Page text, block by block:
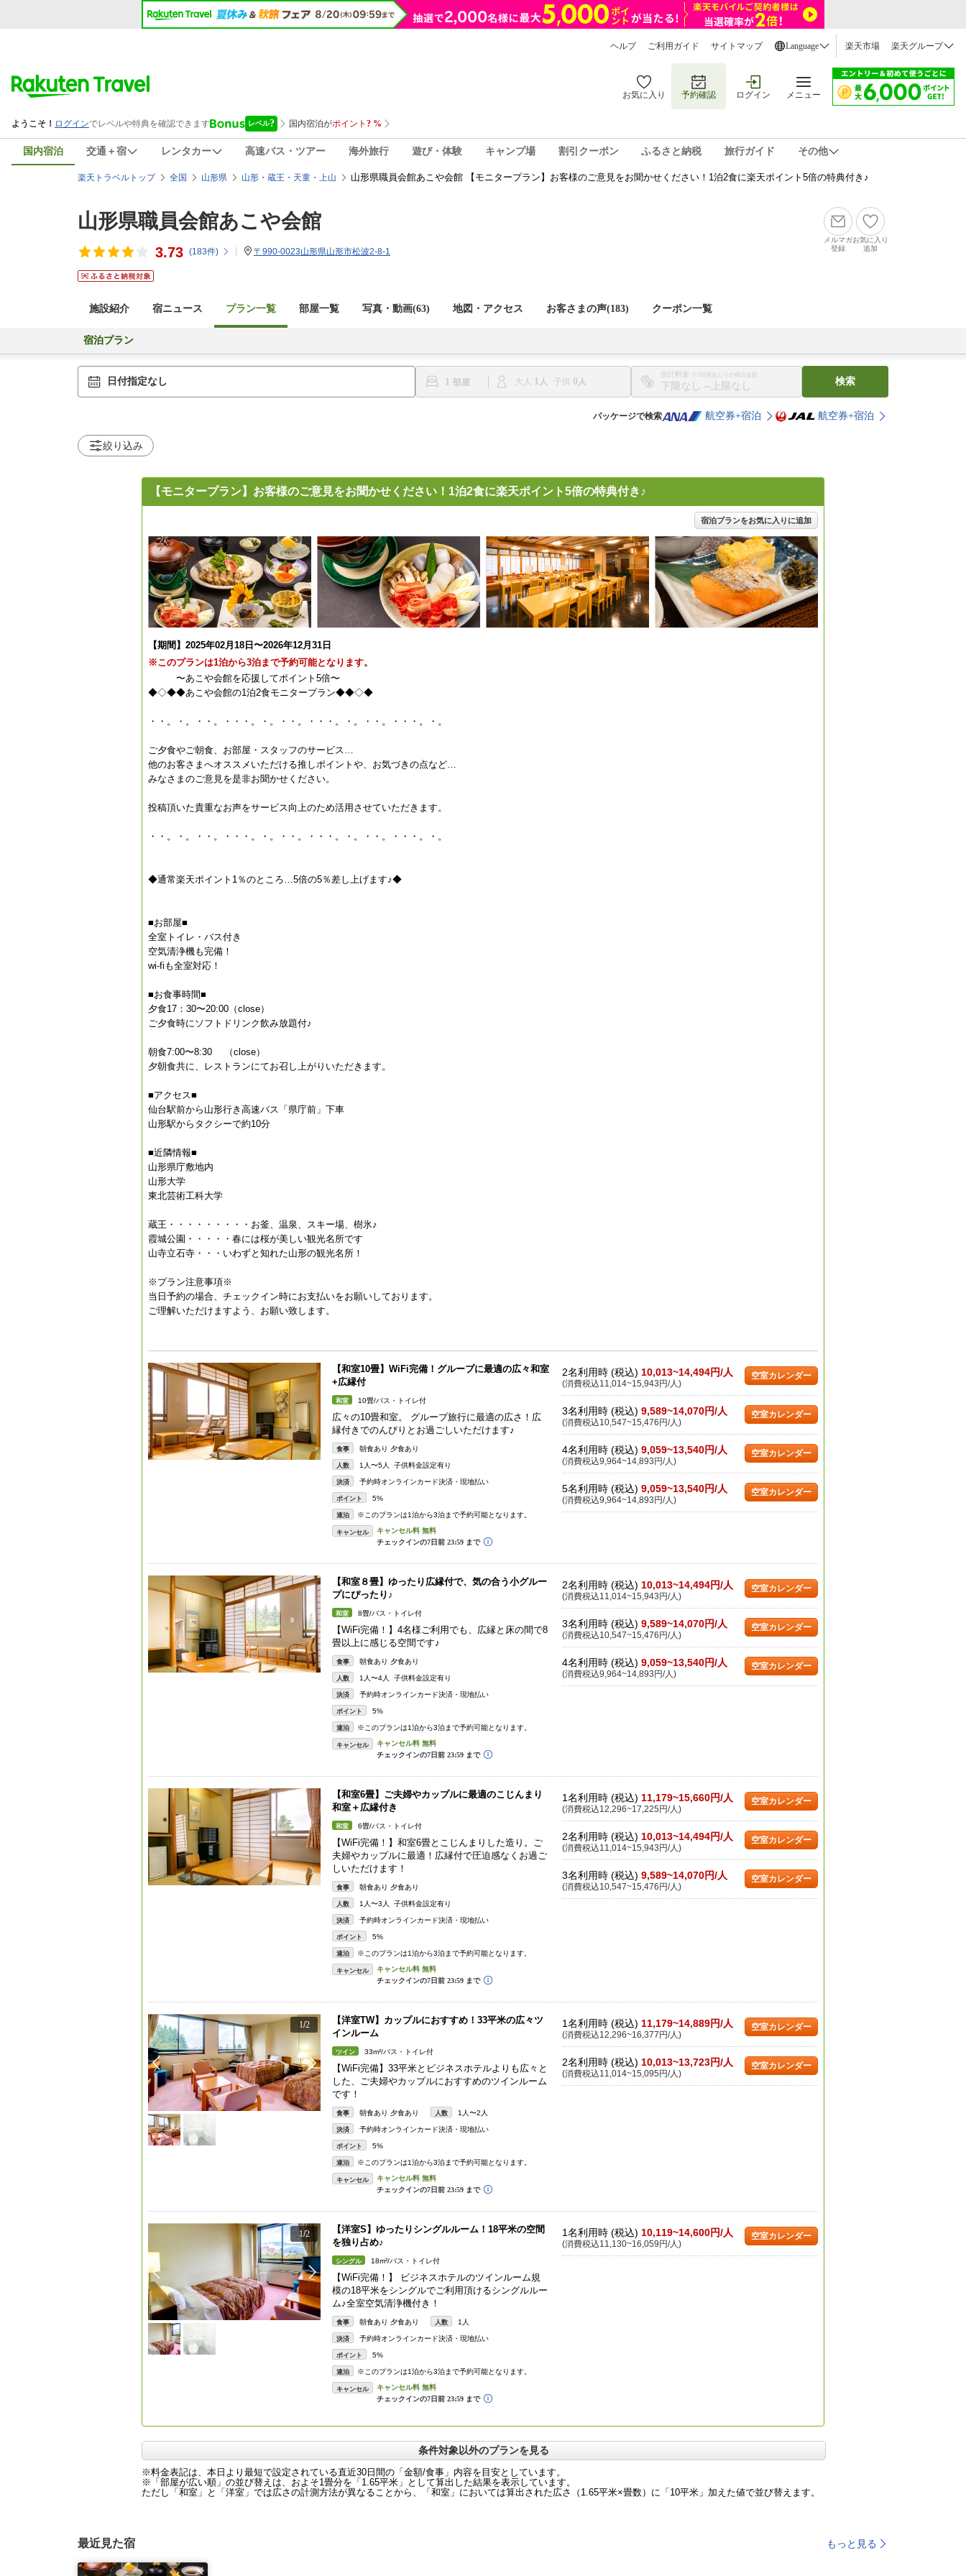
ヘルプ ご利用ガイド サイトマップ Language 楽天市場 楽天グループ
お気に入り 予約確認 ログイン メニュー
国内宿泊 交通＋宿 レンタカー 高速バス・ツアー 海外旅行 遊び・体験 キャンプ場 割引クーポン ふるさと納税 旅行ガイド その他
楽天トラベルトップ 全国 山形県 山形・蔵王・天童・上山 山形県職員会館あこや会館 【モニタープラン】お客様のご意見をお聞かせください！1泊2食に楽天ポイント5倍の特典付き♪
山形県職員会館あこや会館
3.73 (183件) 〒990-0023山形県山形市松波2-8-1
メルマガ
登録
お気に入り
追加
施設紹介 宿ニュース プラン一覧 部屋一覧 写真・動画(63) 地図・アクセス お客さまの声(183) クーポン一覧
宿泊プラン
日付指定なし 1 大人 1 子供 0
合計料金 ※1部屋あたりの税込金額
〜
検索
パッケージで検索 航空券+宿泊 航空券+宿泊
絞り込み
【モニタープラン】お客様のご意見をお聞かせください！1泊2食に楽天ポイント5倍の特典付き♪
宿泊プランをお気に入りに追加
【期間】2025年02月18日〜2026年12月31日
※このプランは1泊から3泊まで予約可能となります。
〜あこや会館を応援してポイント5倍〜
◆◇◆◆あこや会館の1泊2食モニタープラン◆◆◇◆
・・。・。・・。・・・。・。・・。・・・。・。・・。・・・。・。
ご夕食やご朝食、お部屋・スタッフのサービス…
他のお客さまへオススメいただける推しポイントや、お気づきの点など…
みなさまのご意見を是非お聞かせください。
投稿頂いた貴重なお声をサービス向上のため活用させていただきます。
・・。・。・・。・・・。・。・・。・・・。・。・・。・・・。・。
◆通常楽天ポイント1％のところ…5倍の5％差し上げます♪◆
■お部屋■
全室トイレ・バス付き
空気清浄機も完備！
wi-fiも全室対応！
■お食事時間■
夕食17：30〜20:00（close）
ご夕食時にソフトドリンク飲み放題付♪
朝食7:00〜8:30 （close）
夕朝食共に、レストランにてお召し上がりいただきます。
■アクセス■
仙台駅前から山形行き高速バス「県庁前」下車
山形駅からタクシーで約10分
■近隣情報■
山形県庁敷地内
山形大学
東北芸術工科大学
蔵王・・・・・・・・・お釜、温泉、スキー場、樹氷♪
霞城公園・・・・・春には桜が美しい観光名所です
山寺立石寺・・・いわずと知れた山形の観光名所！
※プラン注意事項※
当日予約の場合、チェックイン時にお支払いをお願いしております。
ご理解いただけますよう、お願い致します。
【和室10畳】WiFi完備！グループに最適の広々和室
+広縁付
和室 10畳/バス・トイレ付
広々の10畳和室。 グループ旅行に最適の広さ！広
縁付きでのんびりとお過ごしいただけます♪
食事 朝食あり 夕食あり
人数 1人〜5人 子供料金設定有り
決済 予約時オンラインカード決済・現地払い
ポイント 5%
連泊 ※このプランは1泊から3泊まで予約可能となります。
キャンセル
2名利用時 (税込) 10,013~14,494円/人
(消費税込11,014~15,943円/人)
空室カレンダー
3名利用時 (税込) 9,589~14,070円/人
(消費税込10,547~15,476円/人)
空室カレンダー
4名利用時 (税込) 9,059~13,540円/人
(消費税込9,964~14,893円/人)
空室カレンダー
5名利用時 (税込) 9,059~13,540円/人
(消費税込9,964~14,893円/人)
空室カレンダー
【和室８畳】ゆったり広縁付で、気の合う小グルー
プにぴったり♪
和室 8畳/バス・トイレ付
【WiFi完備！】4名様ご利用でも、広縁と床の間で8
畳以上に感じる空間です♪
食事 朝食あり 夕食あり
人数 1人〜4人 子供料金設定有り
決済 予約時オンラインカード決済・現地払い
ポイント 5%
連泊 ※このプランは1泊から3泊まで予約可能となります。
キャンセル
2名利用時 (税込) 10,013~14,494円/人
(消費税込11,014~15,943円/人)
空室カレンダー
3名利用時 (税込) 9,589~14,070円/人
(消費税込10,547~15,476円/人)
空室カレンダー
4名利用時 (税込) 9,059~13,540円/人
(消費税込9,964~14,893円/人)
空室カレンダー
【和室6畳】ご夫婦やカップルに最適のこじんまり
和室＋広縁付き
和室 6畳/バス・トイレ付
【WiFi完備！】和室6畳とこじんまりした造り。ご
夫婦やカップルに最適！広縁付で圧迫感なくお過ご
しいただけます！
食事 朝食あり 夕食あり
人数 1人〜3人 子供料金設定有り
決済 予約時オンラインカード決済・現地払い
ポイント 5%
連泊 ※このプランは1泊から3泊まで予約可能となります。
キャンセル
1名利用時 (税込) 11,179~15,660円/人
(消費税込12,296~17,225円/人)
空室カレンダー
2名利用時 (税込) 10,013~14,494円/人
(消費税込11,014~15,943円/人)
空室カレンダー
3名利用時 (税込) 9,589~14,070円/人
(消費税込10,547~15,476円/人)
空室カレンダー
1/2
【洋室TW】カップルにおすすめ！33平米の広々ツ
インルーム
ツイン 33m²/バス・トイレ付
【WiFi完備】33平米とビジネスホテルよりも広々と
した、ご夫婦やカップルにおすすめのツインルーム
です！
食事 朝食あり 夕食あり 人数 1人〜2人
決済 予約時オンラインカード決済・現地払い
ポイント 5%
連泊 ※このプランは1泊から3泊まで予約可能となります。
キャンセル
1名利用時 (税込) 11,179~14,889円/人
(消費税込12,296~16,377円/人)
空室カレンダー
2名利用時 (税込) 10,013~13,723円/人
(消費税込11,014~15,095円/人)
空室カレンダー
1/2
【洋室S】ゆったりシングルルーム！18平米の空間
を独り占め♪
シングル 18m²/バス・トイレ付
【WiFi完備！】 ビジネスホテルのツインルーム規
模の18平米をシングルでご利用頂けるシングルルー
ム♪全室空気清浄機付き！
食事 朝食あり 夕食あり 人数 1人
決済 予約時オンラインカード決済・現地払い
ポイント 5%
連泊 ※このプランは1泊から3泊まで予約可能となります。
キャンセル
1名利用時 (税込) 10,119~14,600円/人
(消費税込11,130~16,059円/人)
空室カレンダー
条件対象以外のプランを見る
※料金表記は、本日より最短で設定されている直近30日間の「金額/食事」内容を目安としています。
※「部屋が広い順」の並び替えは、およそ1畳分を「1.65平米」として算出した結果を表示しています。
ただし「和室」と「洋室」では広さの計測方法が異なることから、「和室」においては算出された広さ（1.65平米×畳数）に「10平米」加えた値で並び替えます。
最近見た宿 もっと見る